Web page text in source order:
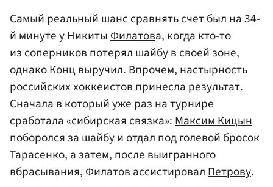
Самый реальный шанс сравнять счет был на 34-
й минуте у НикитыФилатова, когда кто-то
из соперников потерял шайбу в своей зоне,
однако Конц выручил. Впрочем, настырность
российских хоккеистов принесла результат.
Сначала в который уже раз на турнире
сработала «сибирская связка»:Максим Кицын
поборолся за шайбу и отдал под голевой бросок
Тарасенко, а затем, после выигранного
вбрасывания, Филатов ассистировалПетрову.